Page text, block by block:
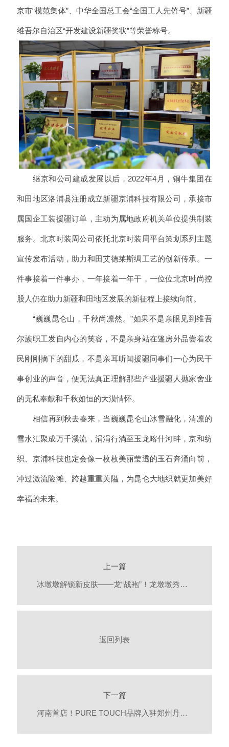
京市“模范集体”、中华全国总工会“全国工人先锋号”、新疆
维吾尔自治区“开发建设新疆奖状”等荣誉称号。
继京和公司建成发展以后，2022年4月，铜牛集团在
和田地区洛浦县注册成立新疆京浦科技有限公司，承接市
属国企工装援疆订单，主动为属地政府机关单位提供制装
服务。北京时装周公司依托北京时装周平台策划系列主题
宣传发布活动，助力和田艾德莱斯绸工艺的创新传承。一
件事接着一件事办，一年接着一年干，一位位北京时尚控
股人仍在助力新疆和田地区发展的新征程上接续向前。
“巍巍昆仑山，千秋尚凛然。”如果不是亲眼见到维吾
尔族职工发自内心的笑容，不是亲身站在篷房外品尝着农
民刚刚摘下的甜瓜，不是亲耳听闻援疆同事们一心为民干
事创业的声音，便无法真正理解那些产业援疆人抛家舍业
的无私奉献和千秋如恒的大漠情怀。
相信再到秋去春来，当巍巍昆仑山冰雪融化，清凛的
雪水汇聚成万千溪流，涓涓行淌至玉龙喀什河畔，京和纺
织、京浦科技也定会像一枚枚美丽莹透的玉石奔涌向前，
冲过激流险滩、跨越重重关隘，为昆仑大地织就更加美好
幸福的未来。
上一篇
冰墩墩解锁新皮肤——龙“战袍”！龙墩墩秀到你了吗？
返回列表
下一篇
河南首店！PURE TOUCH品牌入驻郑州丹尼斯百货